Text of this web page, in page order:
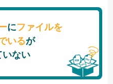
にファイルを
いるが
いない